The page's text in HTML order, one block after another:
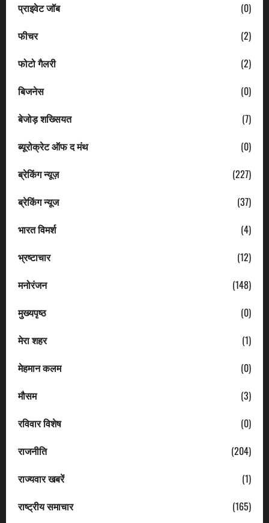
प्राइवेट जॉब
(0)
फीचर
(2)
फोटो गैलरी
(2)
बिजनेस
(0)
बेजोड़ शख्सियत
(7)
ब्यूरोक्रेट ऑफ द मंथ
(0)
ब्रेकिंग न्यूज़
(227)
ब्रेकिंग न्यूज
(37)
भारत विमर्श
(4)
भ्रष्टाचार
(12)
मनोरंजन
(148)
मुख्यपृष्ठ
(0)
मेरा शहर
(1)
मेहमान कलम
(0)
मौसम
(3)
रविवार विशेष
(0)
राजनीति
(204)
राज्यवार खबरें
(1)
राष्ट्रीय समाचार
(165)